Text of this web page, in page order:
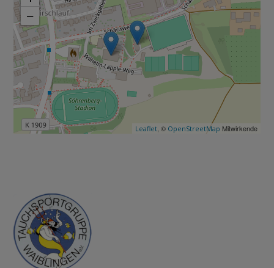
−
Leaflet, © OpenStreetMap Mitwirkende